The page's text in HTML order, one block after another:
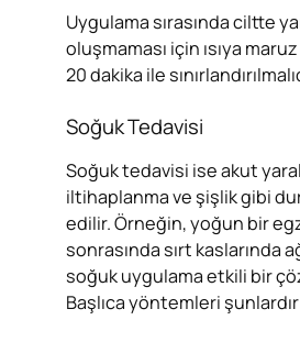
Uygulama sırasında ciltte
oluşmaması için ısıya
20 dakika ile
Soğuk Tedavisi
Soğuk tedavisi ise akut
iltihaplanma ve şişlik gibi
edilir. Örneğin, yoğun bir
sonrasında sırt kaslarında
soğuk uygulama etkili bir
Başlıca yöntemleri